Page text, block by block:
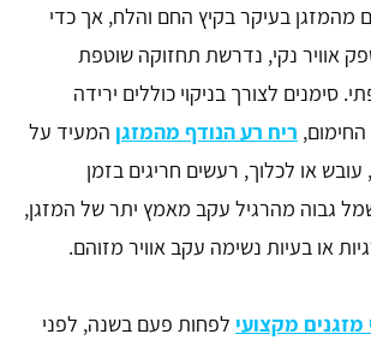
מהמזגן בעיקר בקיץ החם והלח, אך כדי
אוויר נקי, נדרשת תחזוקה שוטפת
סימנים לצורך בניקוי כוללים ירידה
החימום, ריח רע הנודף מהמזגן המעיד על
או לכלוך, רעשים חריגים בזמן
גבוה מהרגיל עקב מאמץ יתר של המזגן,
או בעיות נשימה עקב אוויר מזוהם.
מזגנים מקצועי לפחות פעם בשנה, לפני